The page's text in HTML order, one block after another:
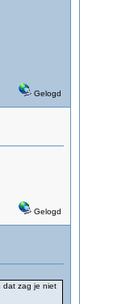
Gelogd
Gelogd
dat zag je niet